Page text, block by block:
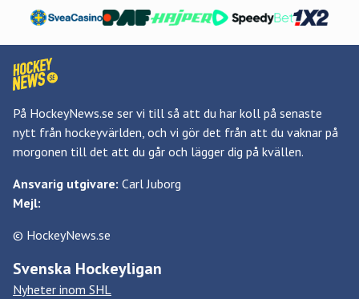
På HockeyNews.se ser vi till så att du har koll på senaste
nytt från hockeyvärlden, och vi gör det från att du vaknar på
morgonen till det att du går och lägger dig på kvällen.
Ansvarig utgivare: Carl Juborg
Mejl:
© HockeyNews.se
Svenska Hockeyligan
Nyheter inom SHL